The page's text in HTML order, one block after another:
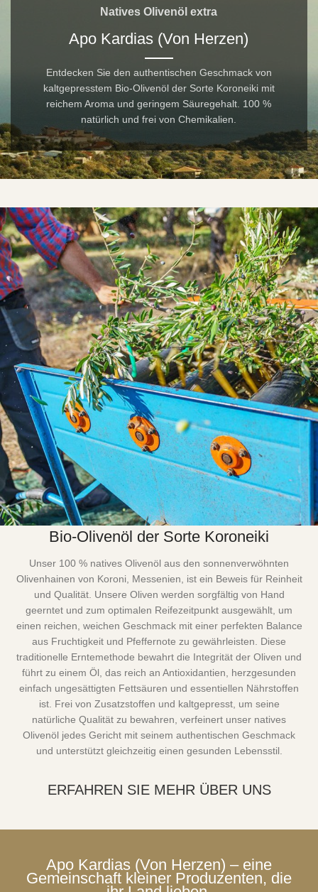
Natives Olivenöl extra
Apo Kardias (Von Herzen)
Entdecken Sie den authentischen Geschmack von
kaltgepresstem Bio-Olivenöl der Sorte Koroneiki mit
reichem Aroma und geringem Säuregehalt. 100 %
natürlich und frei von Chemikalien.
Bio-Olivenöl der Sorte Koroneiki
Unser 100 % natives Olivenöl aus den sonnenverwöhnten
Olivenhainen von Koroni, Messenien, ist ein Beweis für Reinheit
und Qualität. Unsere Oliven werden sorgfältig von Hand
geerntet und zum optimalen Reifezeitpunkt ausgewählt, um
einen reichen, weichen Geschmack mit einer perfekten Balance
aus Fruchtigkeit und Pfeffernote zu gewährleisten. Diese
traditionelle Erntemethode bewahrt die Integrität der Oliven und
führt zu einem Öl, das reich an Antioxidantien, herzgesunden
einfach ungesättigten Fettsäuren und essentiellen Nährstoffen
ist. Frei von Zusatzstoffen und kaltgepresst, um seine
natürliche Qualität zu bewahren, verfeinert unser natives
Olivenöl jedes Gericht mit seinem authentischen Geschmack
und unterstützt gleichzeitig einen gesunden Lebensstil.
ERFAHREN SIE MEHR ÜBER UNS
Apo Kardias (Von Herzen) – eine
Gemeinschaft kleiner Produzenten, die